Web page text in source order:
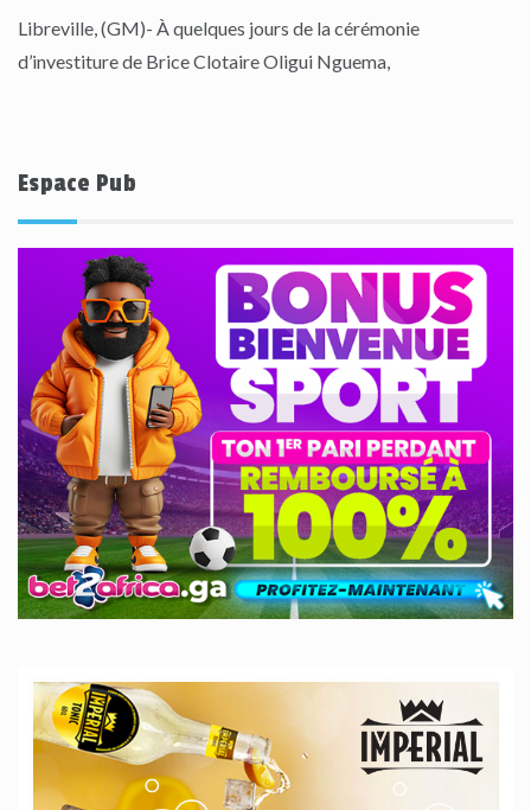
Libreville, (GM)- À quelques jours de la cérémonie
d’investiture de Brice Clotaire Oligui Nguema,
Espace Pub